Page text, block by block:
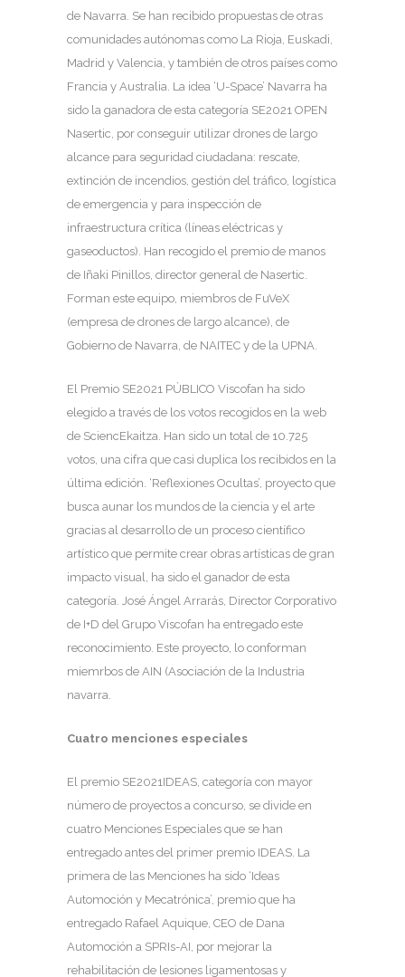
de Navarra. Se han recibido propuestas de otras
comunidades autónomas como La Rioja, Euskadi,
Madrid y Valencia, y también de otros países como
Francia y Australia. La idea ‘U-Space’ Navarra ha
sido la ganadora de esta categoría SE2021 OPEN
Nasertic, por conseguir utilizar drones de largo
alcance para seguridad ciudadana: rescate,
extinción de incendios, gestión del tráfico, logística
de emergencia y para inspección de
infraestructura crítica (líneas eléctricas y
gaseoductos). Han recogido el premio de manos
de Iñaki Pinillos, director general de Nasertic.
Forman este equipo, miembros de FuVeX
(empresa de drones de largo alcance), de
Gobierno de Navarra, de NAITEC y de la UPNA.
El Premio SE2021 PÚBLICO Viscofan ha sido
elegido a través de los votos recogidos en la web
de SciencEkaitza. Han sido un total de 10.725
votos, una cifra que casi duplica los recibidos en la
última edición. ‘Reflexiones Ocultas’, proyecto que
busca aunar los mundos de la ciencia y el arte
gracias al desarrollo de un proceso científico
artístico que permite crear obras artísticas de gran
impacto visual, ha sido el ganador de esta
categoría. José Ángel Arrarás, Director Corporativo
de I+D del Grupo Viscofan ha entregado este
reconocimiento. Este proyecto, lo conforman
miemrbos de AIN (Asociación de la Industria
navarra.
Cuatro menciones especiales
El premio SE2021IDEAS, categoría con mayor
número de proyectos a concurso, se divide en
cuatro Menciones Especiales que se han
entregado antes del primer premio IDEAS. La
primera de las Menciones ha sido ‘Ideas
Automoción y Mecatrónica’, premio que ha
entregado Rafael Aquique, CEO de Dana
Automoción a SPRIs-AI, por mejorar la
rehabilitación de lesiones ligamentosas y